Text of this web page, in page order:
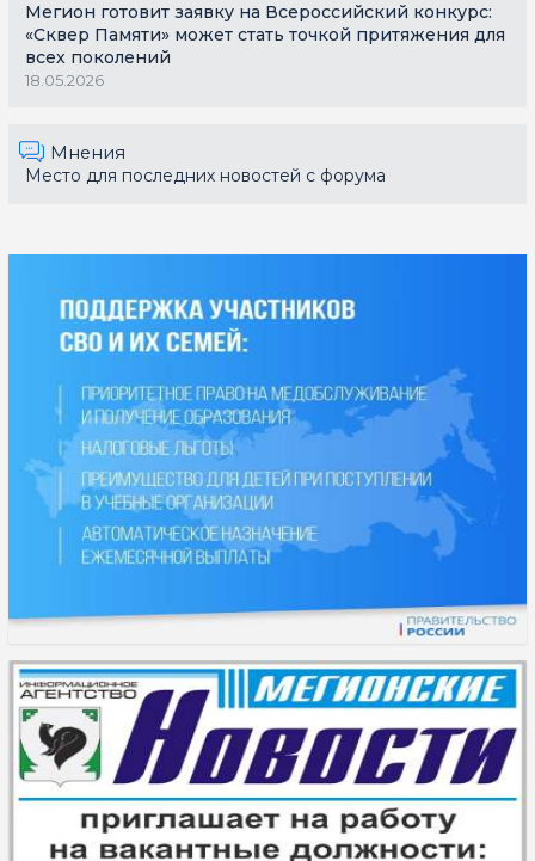
Мегион готовит заявку на Всероссийский конкурс:
«Сквер Памяти» может стать точкой притяжения для
всех поколений
18.05.2026
Мнения
Место для последних новостей с форума